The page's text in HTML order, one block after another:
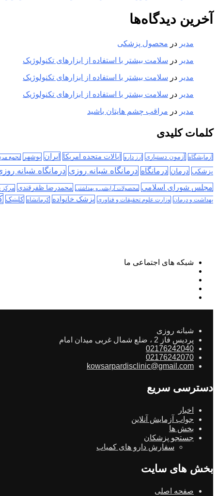
آخرین دیدگاه‌ها
مدیر در محصول پزشکی
مدیر در سلامت بیشتر با استفاده از ابزارهای تکنولوژیک
مدیر در سلامت بیشتر با استفاده از ابزارهای تکنولوژیک
مدیر در سلامت بیشتر با استفاده از ابزارهای تکنولوژیک
مدیر در مراقب چشم هایتان باشید
کلمات کلیدی
آزمایشگاه آزمون دستیاری ارز دارو ایالات متحده امریکا ایران بوشهر تجمع
پزشکی درمان درمانگاه درمانگاه شبانه روزی درمانگاه شبانه
مجلس شورای اسلامی محصولات آرایشی و بهداشتی محمدرضا ظفرقندی
بهداشت و درمان وزارت علوم تحقیقات و فناوری پزشک خانواده کرمانشاه کلینیک
شبکه های اجتماعی ما
شبانه روزی
پردیس فاز 2 ، ضلع شمال غربی میدان امام
02176242040
02176242070
kowsarpardisclinic@gmail.com
دسترسی سریع
اخبار
جواب آزمایش آنلاین
بخش ها
جستجو پزشکان
سفارش دارو های کمیاب
بخش های سایت
صفحه اصلی